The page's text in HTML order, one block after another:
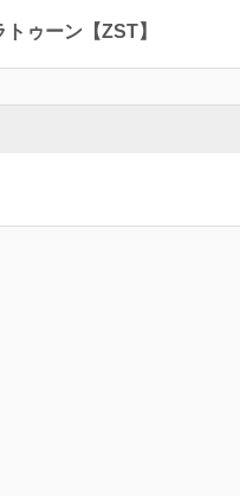
ゥーン【ZST】